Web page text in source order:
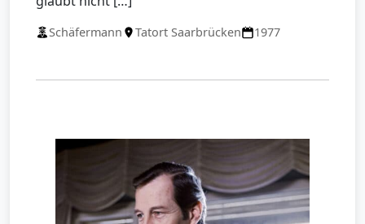
Schäfermann Tatort Saarbrücken 1977